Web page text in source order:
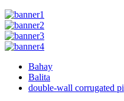
Bahay
Balita
double-wall corrugated